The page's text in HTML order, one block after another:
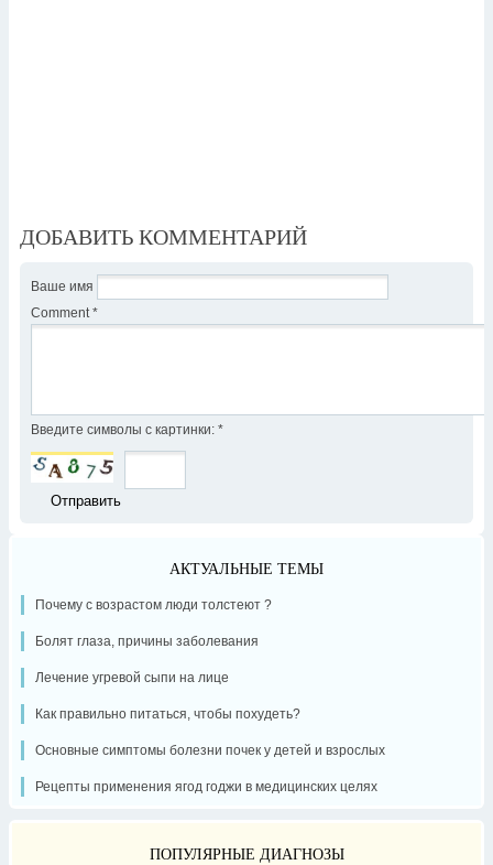
ДОБАВИТЬ КОММЕНТАРИЙ
Ваше имя
Comment *
Введите символы с картинки: *
АКТУАЛЬНЫЕ ТЕМЫ
Почему с возрастом люди толстеют ?
Болят глаза, причины заболевания
Лечение угревой сыпи на лице
Как правильно питаться, чтобы похудеть?
Основные симптомы болезни почек у детей и взрослых
Рецепты применения ягод годжи в медицинских целях
ПОПУЛЯРНЫЕ ДИАГНОЗЫ